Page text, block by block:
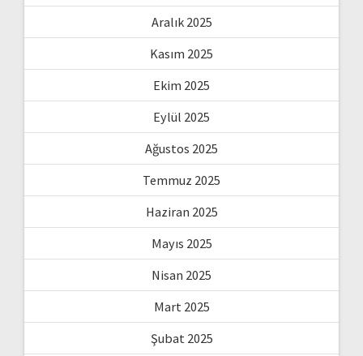
Aralık 2025
Kasım 2025
Ekim 2025
Eylül 2025
Ağustos 2025
Temmuz 2025
Haziran 2025
Mayıs 2025
Nisan 2025
Mart 2025
Şubat 2025